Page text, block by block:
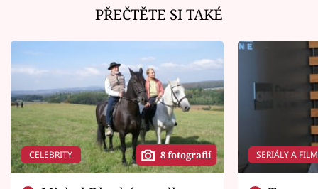
PŘEČTĚTE SI TAKÉ
CELEBRITY 8 fotografií SERIÁLY A